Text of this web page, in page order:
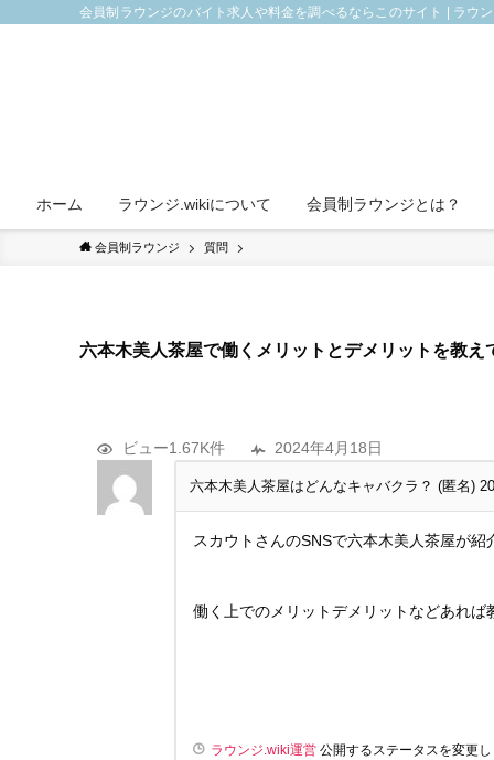
会員制ラウンジのバイト求人や料金を調べるならこのサイト | ラウ
ホーム ラウンジ.wikiについて 会員制ラウンジとは？
会員制ラウンジ 質問
六本木美人茶屋で働くメリットとデメリットを教え
ビュー1.67K件 2024年4月18日
六本木美人茶屋はどんなキャバクラ？ (匿名)
スカウトさんのSNSで六本木美人茶屋が
働く上でのメリットデメリットなどあれば
ラウンジ.wiki運営 公開するステータスを変更